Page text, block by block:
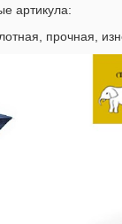
артикула:
прочная,